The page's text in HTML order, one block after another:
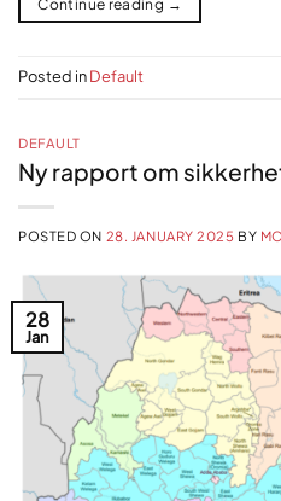
Continue reading →
Posted inDefault
DEFAULT
Ny rapport om
POSTED ON 28. JANUARY 2025 BY
28
Jan